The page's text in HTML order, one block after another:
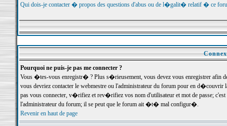
Qui dois-je contacter � propos des questions d'abus ou de l�galit� relatif � ce
Pourquoi ne puis-je pas me connecter ?
Vous �tes-vous enregistr� ? Plus s�rieusement, vous devez vous enregistrer
vous devriez contacter le webmestre ou l'administrateur du forum pour en
pas vous connecter, v�rifiez et rev�rifiez vos nom d'utilisateur et mot de passe;
l'administrateur du forum; il se peut que le forum ait �t� mal configur�.
Revenir en haut de page